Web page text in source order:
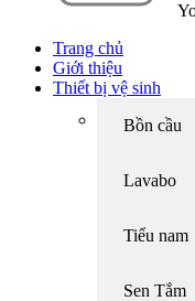
Trang chủ
Giới thiệu
Thiết bị vệ sinh
Bồn cầu
Lavabo
Tiểu nam
Sen Tắm